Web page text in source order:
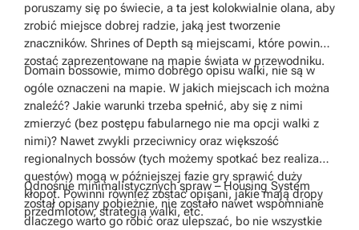
poruszamy się po świecie, a ta jest kolokwialnie olana, aby
zrobić miejsce dobrej radzie, jaką jest tworzenie
znaczników. Shrines of Depth są miejscami, które powinny
zostać zaprezentowane na mapie świata w przewodniku.
Domain bossowie, mimo dobrego opisu walki, nie są w
ogóle oznaczeni na mapie. W jakich miejscach ich można
znaleźć? Jakie warunki trzeba spełnić, aby się z nimi
zmierzyć (bez postępu fabularnego nie ma opcji walki z
nimi)? Nawet zwykli przeciwnicy oraz większość
regionalnych bossów (tych możemy spotkać bez realizacji
questów) mogą w późniejszej fazie gry sprawić duży
kłopot. Powinni również zostać opisani, jakie mają dropy
przedmiotów, strategia walki, etc.
Odnośnie minimalistycznych spraw – Housing System
został opisany pobieżnie, nie zostało nawet wspomniane
dlaczego warto go robić oraz ulepszać, bo nie wszystkie